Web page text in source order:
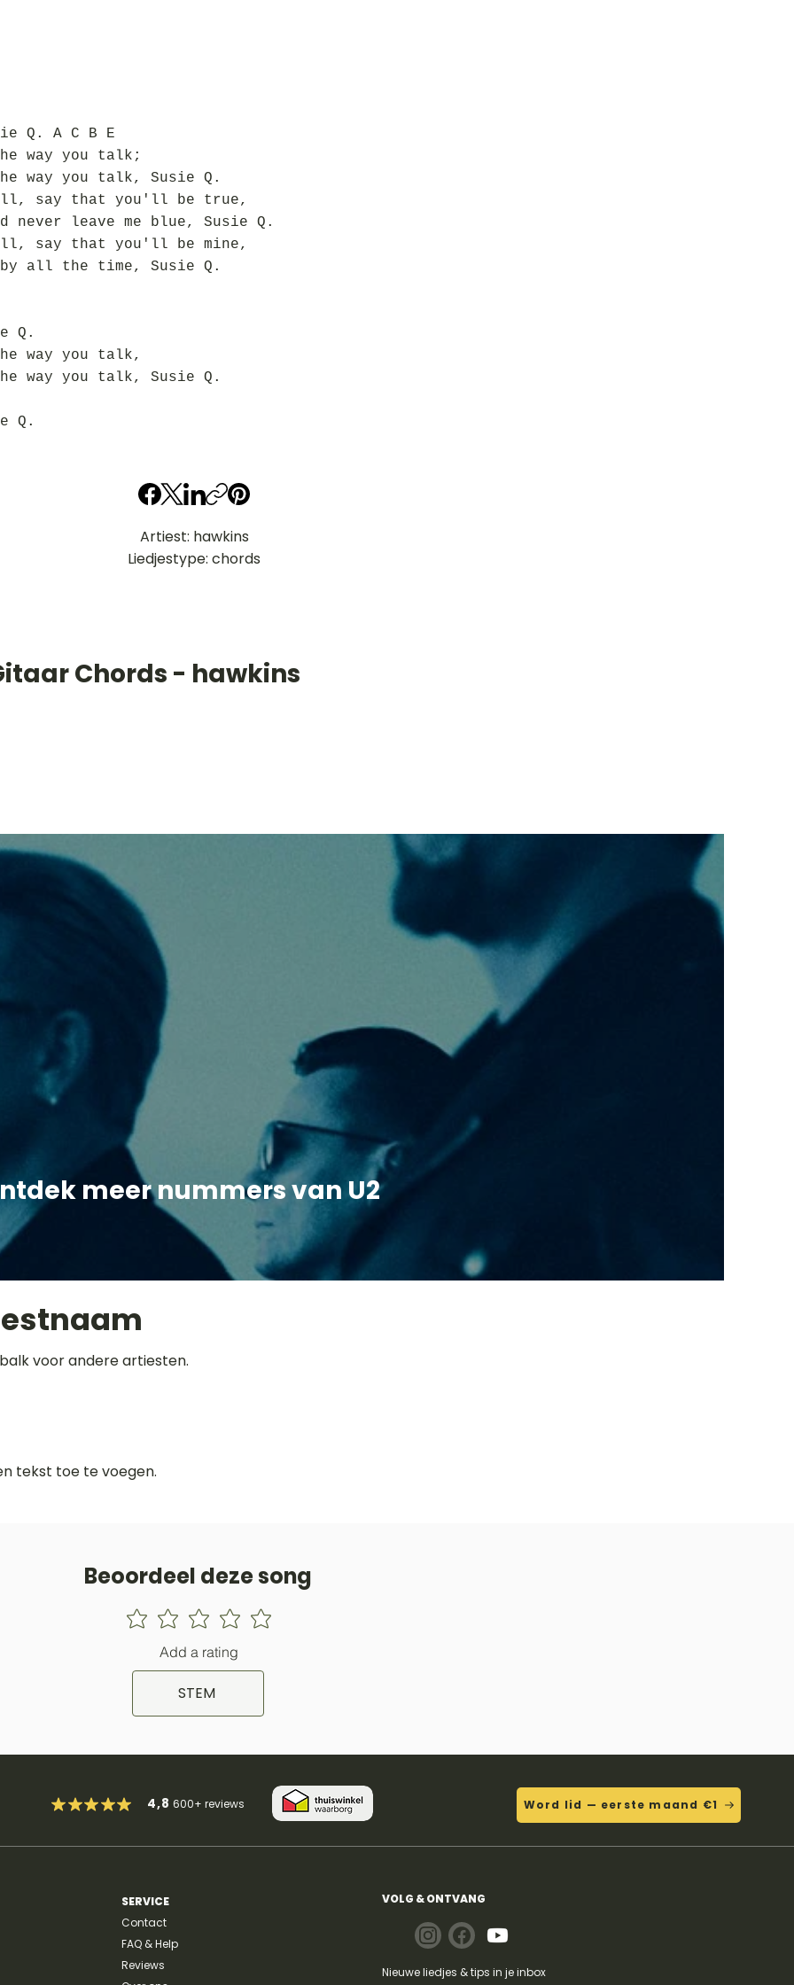
Q. A C B E
way you talk;
way you talk, Susie Q.
say that you'll be true,
leave me blue, Susie Q.
say that you'll be mine,
all the time, Susie Q.
Q.
way you talk,
way you talk, Susie Q.
Q.
Artiest: hawkins
Liedjestype: chords
Chords - hawkins
meer nummers van U2
voor andere artiesten.
tekst toe te voegen.
Beoordeel deze song
Add a rating
STEM
4,8600+reviews Word lid — eerste maand €1
SERVICE
Contact
FAQ & Help
Reviews
VOLG & ONTVANG
Nieuwe liedjes & tips in je inbox